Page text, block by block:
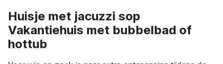
Huisje met jacuzzi sop
Vakantiehuis met bubbelbad of
hottub